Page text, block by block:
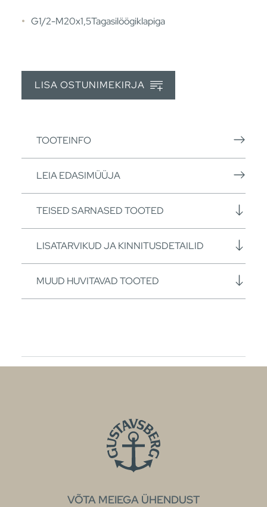
G1/2-M20x1,5Tagasilöögiklapiga
LISA OSTUNIMEKIRJA
TOOTEINFO
LEIA EDASIMÜÜJA
TEISED SARNASED TOOTED
LISATARVIKUD JA KINNITUSDETAILID
MUUD HUVITAVAD TOOTED
VÕTA MEIEGA ÜHENDUST